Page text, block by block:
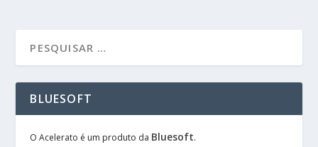
BLUESOFT
O Acelerato é um produto da Bluesoft.